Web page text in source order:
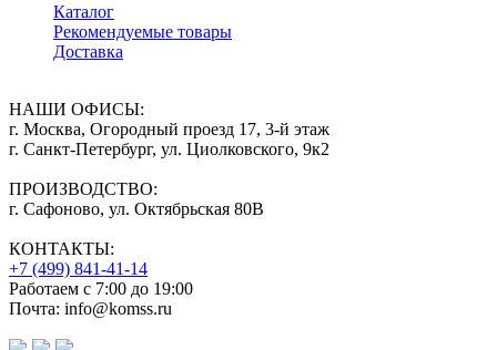
Каталог
Рекомендуемые товары
Доставка
НАШИ ОФИСЫ:
г. Москва, Огородный проезд 17, 3-й этаж
г. Санкт-Петербург, ул. Циолковского, 9к2
ПРОИЗВОДСТВО:
г. Сафоново, ул. Октябрьская 80В
КОНТАКТЫ:
+7 (499) 841-41-14
Работаем с 7:00 до 19:00
Почта: info@komss.ru